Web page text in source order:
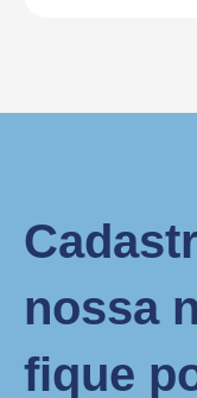
nossa
fique